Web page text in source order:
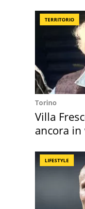
TERRITORIO
Torino
Villa
ancora
LIFESTYLE